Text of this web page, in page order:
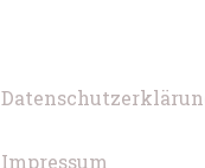
Impressum